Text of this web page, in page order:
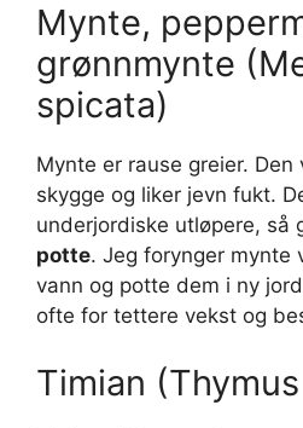
Mynte,
grønnmynte
spicata)
Mynte er rause greier.
skygge og liker jevn fukt.
underjordiske utløpere, så
potte. Jeg forynger mynte
vann og potte dem i ny
ofte for tettere vekst og
Timian